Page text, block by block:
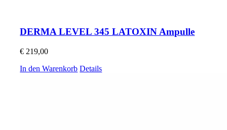
DERMA LEVEL 345 LATOXIN Ampulle
€ 219,00
In den Warenkorb Details